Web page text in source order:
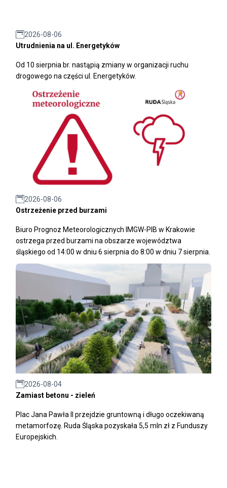
2026-08-06
Utrudnienia na ul. Energetyków
Od 10 sierpnia br. nastąpią zmiany w organizacji ruchu
drogowego na części ul. Energetyków.
2026-08-06
Ostrzeżenie przed burzami
Biuro Prognoz Meteorologicznych IMGW-PIB w Krakowie
ostrzega przed burzami na obszarze województwa
śląskiego od 14:00 w dniu 6 sierpnia do 8:00 w dniu 7 sierpnia.
2026-08-04
Zamiast betonu - zieleń
Plac Jana Pawła II przejdzie gruntowną i długo oczekiwaną
metamorfozę. Ruda Śląska pozyskała 5,5 mln zł z Funduszy
Europejskich.